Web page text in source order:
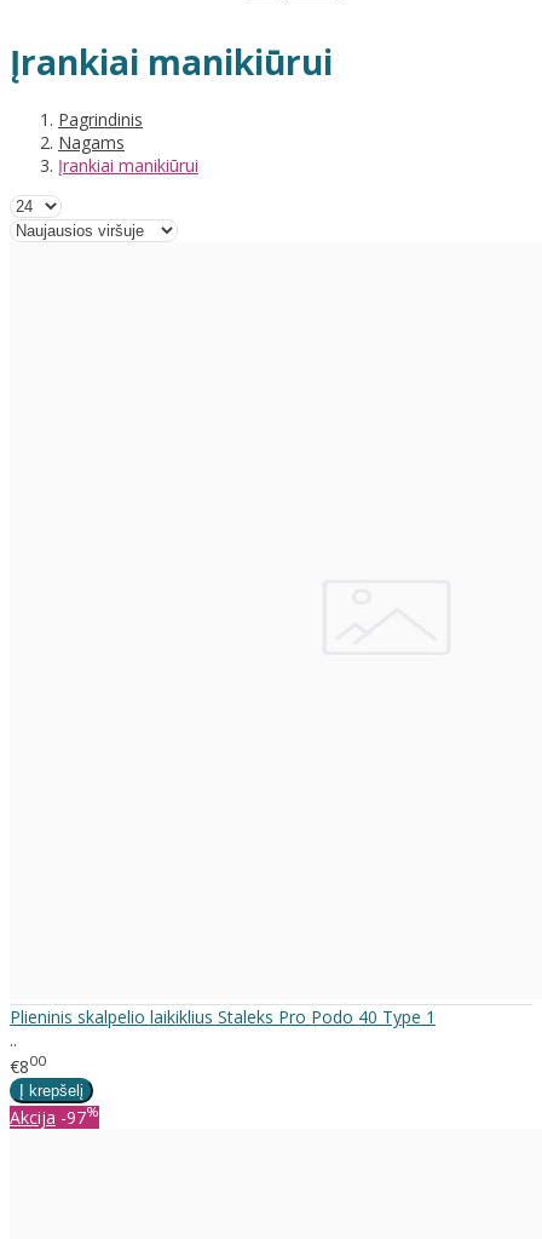
Įrankiai manikiūrui
Pagrindinis
Nagams
Įrankiai manikiūrui
Plieninis skalpelio laikiklius Staleks Pro Podo 40 Type 1
..
€800
Akcija -97%